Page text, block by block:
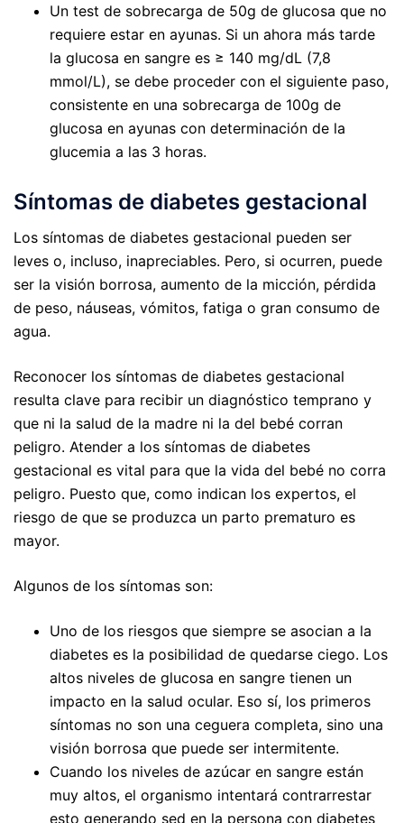
Un test de sobrecarga de 50g de glucosa que no
requiere estar en ayunas. Si un ahora más tarde
la glucosa en sangre es ≥ 140 mg/dL (7,8
mmol/L), se debe proceder con el siguiente paso,
consistente en una sobrecarga de 100g de
glucosa en ayunas con determinación de la
glucemia a las 3 horas.
Síntomas de diabetes gestacional
Los síntomas de diabetes gestacional pueden ser
leves o, incluso, inapreciables. Pero, si ocurren, puede
ser la visión borrosa, aumento de la micción, pérdida
de peso, náuseas, vómitos, fatiga o gran consumo de
agua.
Reconocer los síntomas de diabetes gestacional
resulta clave para recibir un diagnóstico temprano y
que ni la salud de la madre ni la del bebé corran
peligro. Atender a los síntomas de diabetes
gestacional es vital para que la vida del bebé no corra
peligro. Puesto que, como indican los expertos, el
riesgo de que se produzca un parto prematuro es
mayor.
Algunos de los síntomas son:
Uno de los riesgos que siempre se asocian a la
diabetes es la posibilidad de quedarse ciego. Los
altos niveles de glucosa en sangre tienen un
impacto en la salud ocular. Eso sí, los primeros
síntomas no son una ceguera completa, sino una
visión borrosa que puede ser intermitente.
Cuando los niveles de azúcar en sangre están
muy altos, el organismo intentará contrarrestar
esto generando sed en la persona con diabetes